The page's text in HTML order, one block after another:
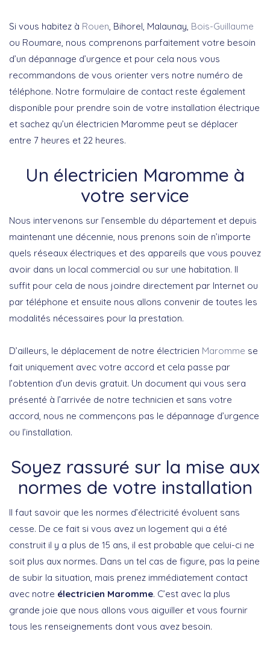
Si vous habitez à Rouen , Bihorel, Malaunay, Bois-Guillaume
ou Roumare, nous comprenons parfaitement votre besoin
d’un dépannage d’urgence et pour cela nous vous
recommandons de vous orienter vers notre numéro de
téléphone. Notre formulaire de contact reste également
disponible pour prendre soin de votre installation électrique
et sachez qu’un électricien Maromme peut se déplacer
entre 7 heures et 22 heures.
Un électricien Maromme à
votre service
Nous intervenons sur l’ensemble du département et depuis
maintenant une décennie, nous prenons soin de n’importe
quels réseaux électriques et des appareils que vous pouvez
avoir dans un local commercial ou sur une habitation. Il
suffit pour cela de nous joindre directement par Internet ou
par téléphone et ensuite nous allons convenir de toutes les
modalités nécessaires pour la prestation.
D’ailleurs, le déplacement de notre électricien Maromme se
fait uniquement avec votre accord et cela passe par
l’obtention d’un devis gratuit. Un document qui vous sera
présenté à l’arrivée de notre technicien et sans votre
accord, nous ne commençons pas le dépannage d’urgence
ou l’installation.
Soyez rassuré sur la mise aux
normes de votre installation
Il faut savoir que les normes d’électricité évoluent sans
cesse. De ce fait si vous avez un logement qui a été
construit il y a plus de 15 ans, il est probable que celui-ci ne
soit plus aux normes. Dans un tel cas de figure, pas la peine
de subir la situation, mais prenez immédiatement contact
avec notre électricien Maromme. C’est avec la plus
grande joie que nous allons vous aiguiller et vous fournir
tous les renseignements dont vous avez besoin.